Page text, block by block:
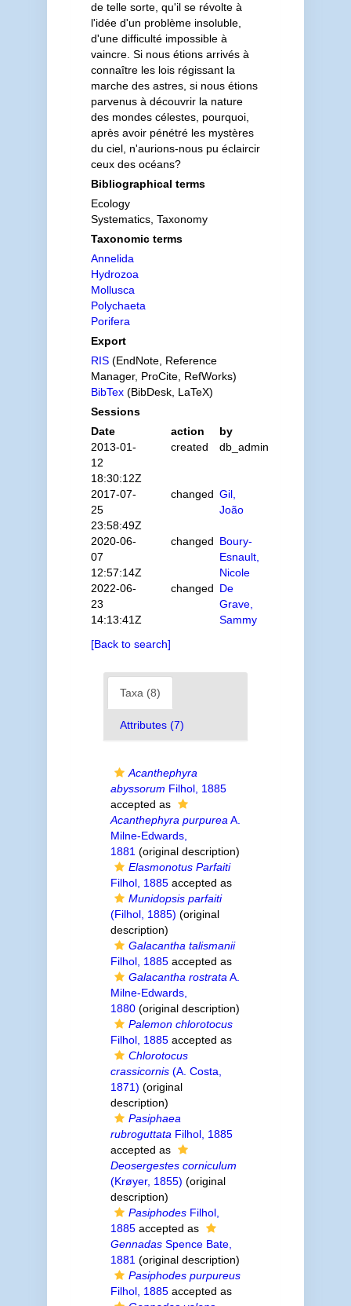
de telle sorte, qu'il se révolte à
l'idée d'un problème insoluble,
d'une difficulté impossible à
vaincre. Si nous étions arrivés à
connaître les lois régissant la
marche des astres, si nous étions
parvenus à découvrir la nature
des mondes célestes, pourquoi,
après avoir pénétré les mystères
du ciel, n'aurions-nous pu éclaircir
ceux des océans?
Bibliographical terms
Ecology
Systematics, Taxonomy
Taxonomic terms
Annelida
Hydrozoa
Mollusca
Polychaeta
Porifera
Export
RIS(EndNote, Reference
Manager, ProCite, RefWorks)
BibTex(BibDesk, LaTeX)
Sessions
Date
action
by
2013-01-
12
18:30:12Z
created db_admin
2017-07-
25
23:58:49Z
changed Gil,
João
2020-06-
07
12:57:14Z
changed Boury-
Esnault,
Nicole
2022-06-
23
14:13:41Z
changed De
Grave,
Sammy
[Back to search]
Taxa (8)
Attributes (7)
Acanthephyra
abyssorum Filhol, 1885
accepted as
Acanthephyra purpurea A.
Milne-Edwards,
1881 (original description)
Elasmonotus Parfaiti
Filhol, 1885accepted as
Munidopsis parfaiti
(Filhol, 1885) (original
description)
Galacantha talismanii
Filhol, 1885accepted as
Galacantha rostrata A.
Milne-Edwards,
1880(original description)
Palemon chlorotocus
Filhol, 1885accepted as
Chlorotocus
crassicornis(A. Costa,
1871) (original
description)
Pasiphaea
rubroguttata Filhol, 1885
accepted as
Deosergestes corniculum
(Krøyer, 1855) (original
description)
PasiphodesFilhol,
1885accepted as
GennadasSpence Bate,
1881 (original description)
Pasiphodes purpureus
Filhol, 1885accepted as